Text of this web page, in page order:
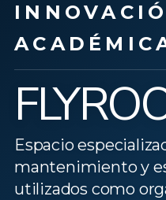
Espacio
mantenimiento y
utilizados como